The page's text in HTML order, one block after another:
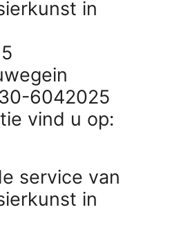
in
6042025
vind u op:
service van
in